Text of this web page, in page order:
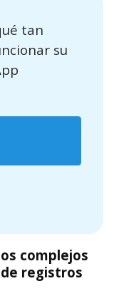
tan
su
complejos
registros